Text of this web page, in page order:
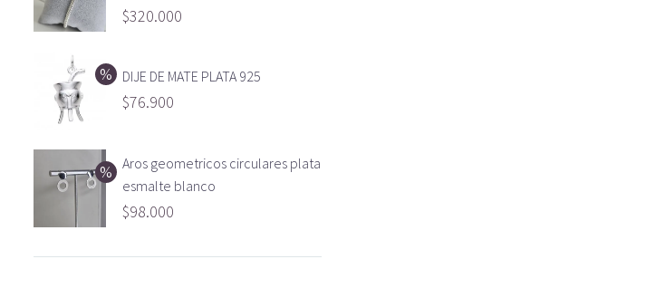
$320.000
DIJE DE MATE PLATA 925
$76.900
Aros geometricos circulares plata
esmalte blanco
$98.000